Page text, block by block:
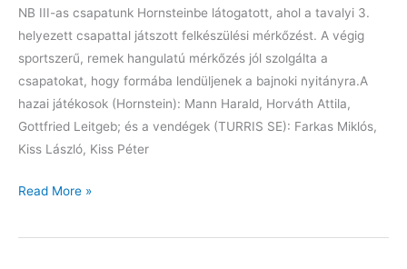
NB III-as csapatunk Hornsteinbe látogatott, ahol a tavalyi 3.
helyezett csapattal játszott felkészülési mérkőzést. A végig
sportszerű, remek hangulatú mérkőzés jól szolgálta a
csapatokat, hogy formába lendüljenek a bajnoki nyitányra.A
hazai játékosok (Hornstein): Mann Harald, Horváth Attila,
Gottfried Leitgeb; és a vendégek (TURRIS SE): Farkas Miklós,
Kiss László, Kiss Péter
Nemzetközi
mérkőzés
Read More »